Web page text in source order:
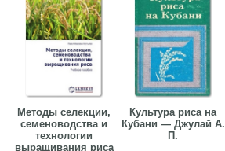
Методы селекции,
семеноводства и
технологии
выращивания риса
Культура риса на
Кубани — Джулай А.
П.